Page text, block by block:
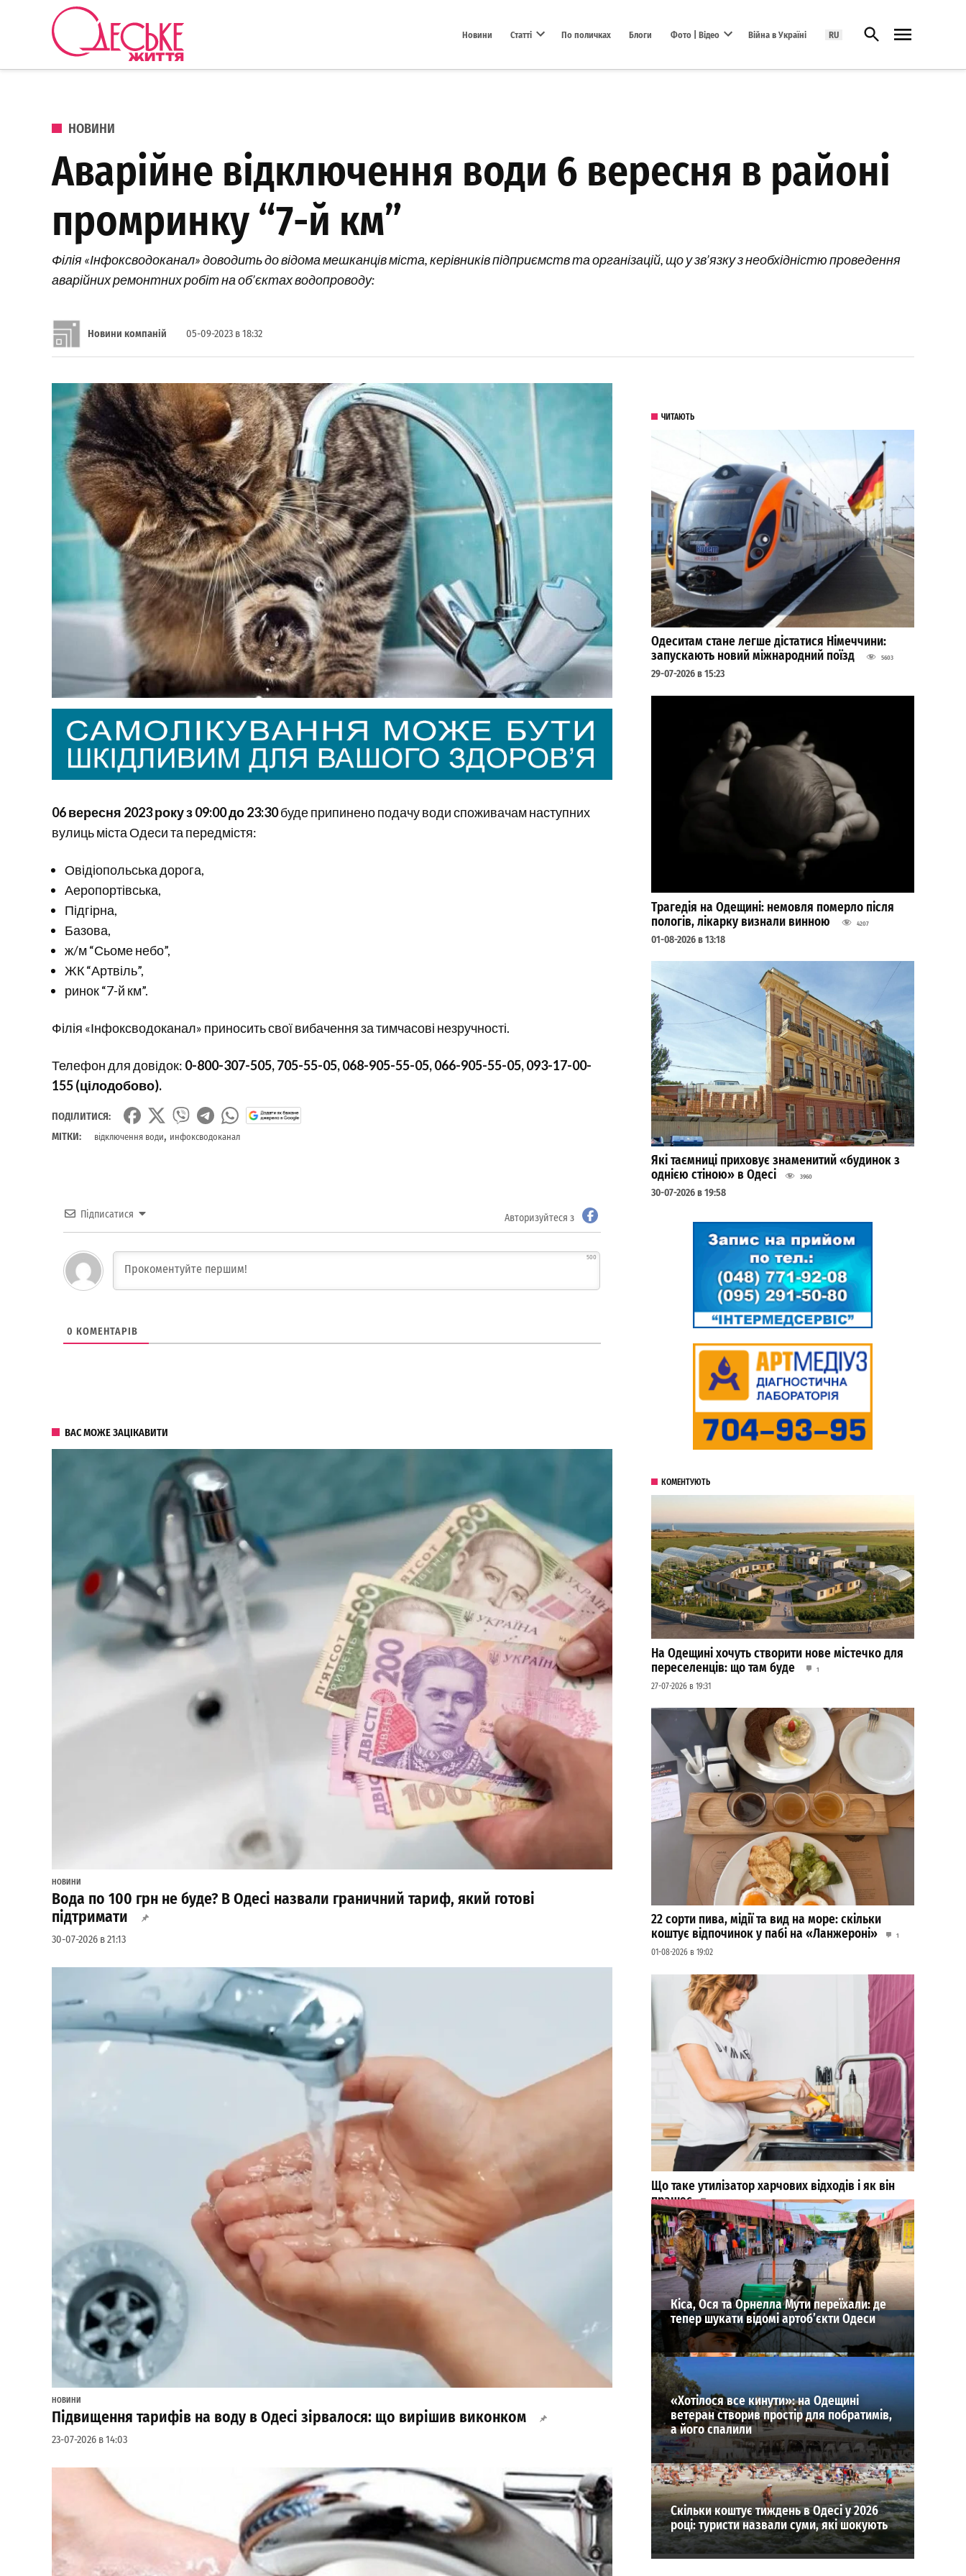
Перейти до вмісту
Новини Статті По поличках Блоги Фото | Відео Війна в Україні RU Відкрити пошук
ОПУБЛІКОВАНО В
НОВИНИ
Аварійне відключення води 6 вересня в районі
промринку “7-й км”
Філія «Інфоксводоканал» доводить до відома мешканців міста, керівників підприємств та організацій, що у зв’язку з необхідністю проведення
аварійних ремонтних робіт на об’єктах водопроводу:
Новини компаній 05-09-2023 в 18:32
06 вересня 2023 року з 09:00 до 23:30буде припинено подачу води споживачам наступних
вулиць міста Одеси та передмістя:
Овідіопольська дорога,
Аеропортівська,
Підгірна,
Базова,
ж/м “Сьоме небо”,
ЖК “Артвіль”,
ринок “7-й км”.
Філія «Інфоксводоканал» приносить свої вибачення за тимчасові незручності.
Телефон для довідок: 0-800-307-505, 705-55-05, 068-905-55-05, 066-905-55-05, 093-17-00-
155 (цілодобово).
ПОДІЛИТИСЯ:
МІТКИ:
відключення води, инфоксводоканал
Підписатися Авторизуйтеся з
500
0 КОМЕНТАРІВ
ВАС МОЖЕ ЗАЦІКАВИТИ
НОВИНИ
Вода по 100 грн не буде? В Одесі назвали граничний тариф, який готові
підтримати
30-07-2026 в 21:13
НОВИНИ
Підвищення тарифів на воду в Одесі зірвалося: що вирішив виконком
23-07-2026 в 14:03
ЧИТАЮТЬ
Одеситам стане легше дістатися Німеччини:
запускають новий міжнародний поїзд
5603
29-07-2026 в 15:23
Трагедія на Одещині: немовля померло після
пологів, лікарку визнали винною
4207
01-08-2026 в 13:18
Які таємниці приховує знаменитий «будинок з
однією стіною» в Одесі
3960
30-07-2026 в 19:58
КОМЕНТУЮТЬ
На Одещині хочуть створити нове містечко для
переселенців: що там буде
1
27-07-2026 в 19:31
22 сорти пива, мідії та вид на море: скільки
коштує відпочинок у пабі на «Ланжероні»
1
01-08-2026 в 19:02
Що таке утилізатор харчових відходів і як він
працює
0
30-07-2026 в 17:49
ВИБІР РЕДАКЦІЇ
Кіса, Ося та Орнелла Мути переїхали: де
тепер шукати відомі артоб’єкти Одеси
«Хотілося все кинути»: на Одещині
ветеран створив простір для побратимів,
а його спалили
Скільки коштує тиждень в Одесі у 2026
році: туристи назвали суми, які шокують